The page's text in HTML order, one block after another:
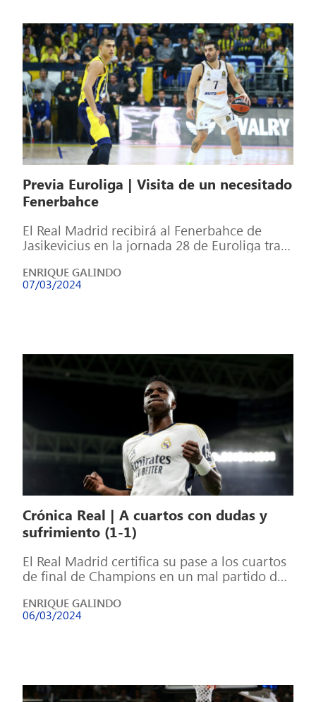
Previa Euroliga | Visita de un necesitado
Fenerbahce
El Real Madrid recibirá al Fenerbahce de
Jasikevicius en la jornada 28 de Euroliga tras
ENRIQUE GALINDO
07/03/2024
Crónica Real | A cuartos con dudas y
sufrimiento (1-1)
El Real Madrid certifica su pase a los cuartos
de final de Champions en un mal partido de
ENRIQUE GALINDO
06/03/2024